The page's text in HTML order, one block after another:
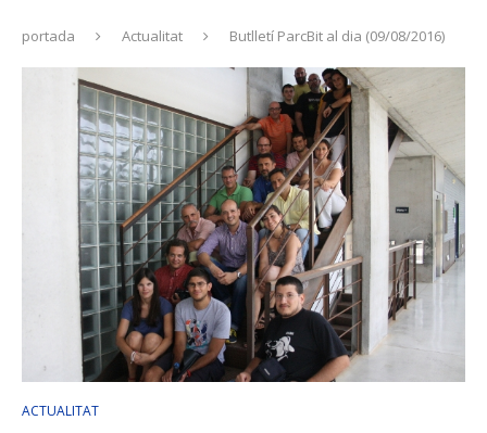
portada Actualitat Butlletí ParcBit al dia (09/08/2016)
ACTUALITAT